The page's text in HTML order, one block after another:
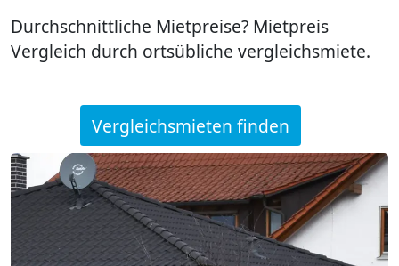
Durchschnittliche Mietpreise? Mietpreis
Vergleich durch ortsübliche vergleichsmiete.
Vergleichsmieten finden